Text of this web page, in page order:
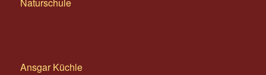
Naturschule
Ansgar Küchle